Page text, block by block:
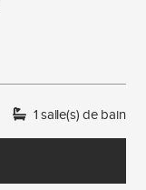
1 salle(s) de bain